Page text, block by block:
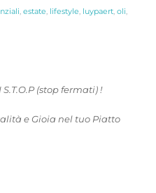
estate lifestyle luypaert oli
S.T.O.P (stop fermati) !
e Gioia nel tuo Piatto